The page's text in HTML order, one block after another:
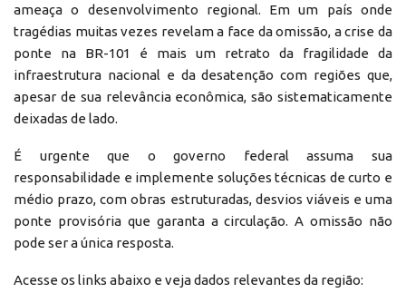
ameaça o desenvolvimento regional. Em um país onde
tragédias muitas vezes revelam a face da omissão, a crise da
ponte na BR-101 é mais um retrato da fragilidade da
infraestrutura nacional e da desatenção com regiões que,
apesar de sua relevância econômica, são sistematicamente
deixadas de lado.
É urgente que o governo federal assuma sua
responsabilidade e implemente soluções técnicas de curto e
médio prazo, com obras estruturadas, desvios viáveis e uma
ponte provisória que garanta a circulação. A omissão não
pode ser a única resposta.
Acesse os links abaixo e veja dados relevantes da região: